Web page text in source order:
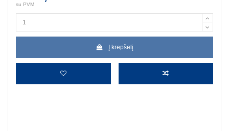
su PVM
Į krepšelį